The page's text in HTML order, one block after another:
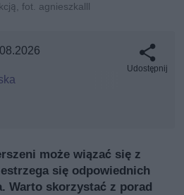
fot. agnieszkalll
Udostępnij
może wiązać się z
się odpowiednich
Warto skorzystać z porad